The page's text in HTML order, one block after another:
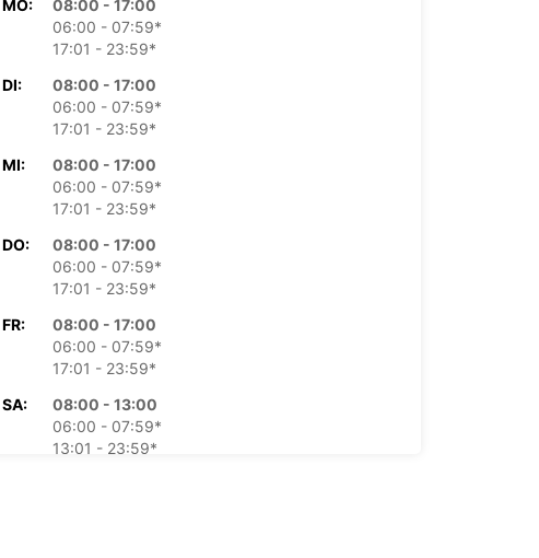
MO:
08:00 - 17:00
06:00 - 07:59*
17:01 - 23:59*
DI:
08:00 - 17:00
06:00 - 07:59*
17:01 - 23:59*
MI:
08:00 - 17:00
06:00 - 07:59*
17:01 - 23:59*
DO:
08:00 - 17:00
06:00 - 07:59*
17:01 - 23:59*
FR:
08:00 - 17:00
06:00 - 07:59*
17:01 - 23:59*
SA:
08:00 - 13:00
06:00 - 07:59*
13:01 - 23:59*